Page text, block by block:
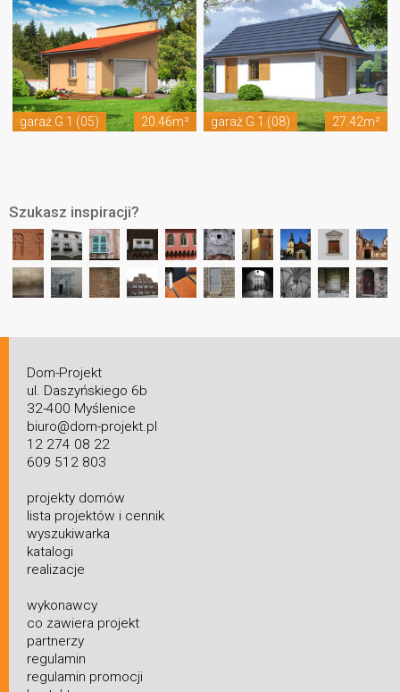
garaż G 1 (05) 20.46m² garaż G 1 (08) 27.42m²
Szukasz inspiracji?
Dom-Projekt
ul. Daszyńskiego 6b
32-400 Myślenice
biuro@dom-projekt.pl
12 274 08 22
609 512 803
projekty domów
lista projektów i cennik
wyszukiwarka
katalogi
realizacje
wykonawcy
co zawiera projekt
partnerzy
regulamin
regulamin promocji